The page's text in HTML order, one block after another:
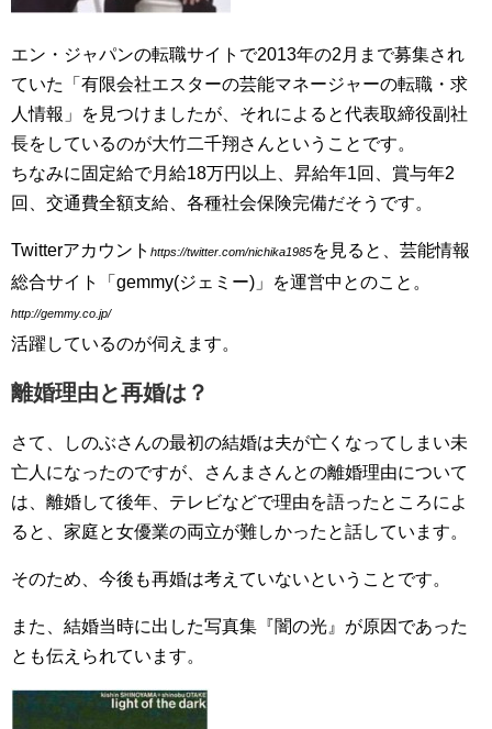
エン・ジャパンの転職サイトで2013年の2月まで募集され
ていた
有限会社エスターの芸能マネージャーの転職・求
人情報
を見つけましたが、それによると代表取締役副社
長をしているのが大竹二千翔さんということです。
ちなみに固定給で月給18万円以上、昇給年1回、賞与年2
回、交通費全額支給、各種社会保険完備だそうです。
Twitterアカウント https://twitter.com/nichika1985を見ると、芸能情報
総合サイト「gemmy(ジェミー)」を運営中とのこと。
http://gemmy.co.jp/
活躍しているのが伺えます。
離婚理由と再婚は？
さて、しのぶさんの最初の結婚は夫が亡くなってしまい未
亡人になったのですが、さんまさんとの離婚理由について
は、離婚して後年、テレビなどで理由を語ったところによ
ると、家庭と女優業の両立が難しかったと話しています。
そのため、今後も再婚は考えていないということです。
また、結婚当時に出した写真集『闇の光』が原因であった
とも伝えられています。